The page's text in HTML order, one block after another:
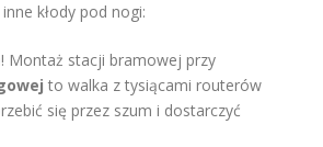
kłody pod nogi:
Montaż stacji bramowej przy
to walka z tysiącami routerów
się przez szum i dostarczyć